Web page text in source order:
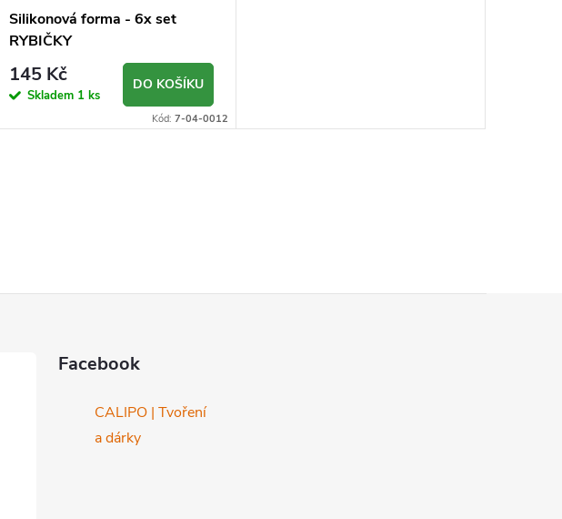
Silikonová forma - 6x set
RYBIČKY
145 Kč
Skladem 1 ks
DO KOŠÍKU
Kód: 7-04-0012
Facebook
CALIPO | Tvoření
a dárky